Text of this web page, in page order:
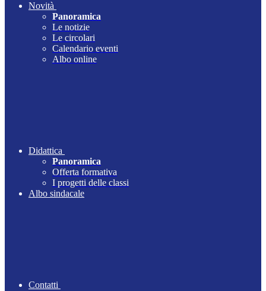
Novità
Panoramica
Le notizie
Le circolari
Calendario eventi
Albo online
Didattica
Panoramica
Offerta formativa
I progetti delle classi
Albo sindacale
Contatti